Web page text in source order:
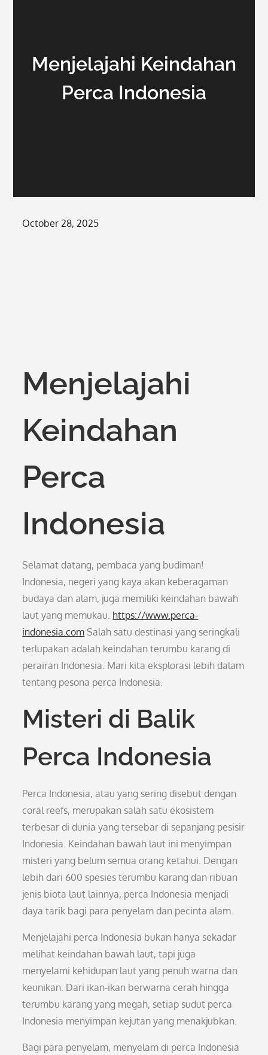
Menjelajahi Keindahan
Perca Indonesia
Posted
October 28, 2025
Menjelajahi
Keindahan
Perca
Indonesia
Selamat datang, pembaca yang budiman!
Indonesia, negeri yang kaya akan keberagaman
budaya dan alam, juga memiliki keindahan bawah
laut yang memukau. https://www.perca-
indonesia.com Salah satu destinasi yang seringkali
terlupakan adalah keindahan terumbu karang di
perairan Indonesia. Mari kita eksplorasi lebih dalam
tentang pesona perca Indonesia.
Misteri di Balik
Perca Indonesia
Perca Indonesia, atau yang sering disebut dengan
coral reefs, merupakan salah satu ekosistem
terbesar di dunia yang tersebar di sepanjang pesisir
Indonesia. Keindahan bawah laut ini menyimpan
misteri yang belum semua orang ketahui. Dengan
lebih dari 600 spesies terumbu karang dan ribuan
jenis biota laut lainnya, perca Indonesia menjadi
daya tarik bagi para penyelam dan pecinta alam.
Menjelajahi perca Indonesia bukan hanya sekadar
melihat keindahan bawah laut, tapi juga
menyelami kehidupan laut yang penuh warna dan
keunikan. Dari ikan-ikan berwarna cerah hingga
terumbu karang yang megah, setiap sudut perca
Indonesia menyimpan kejutan yang menakjubkan.
Bagi para penyelam, menyelam di perca Indonesia